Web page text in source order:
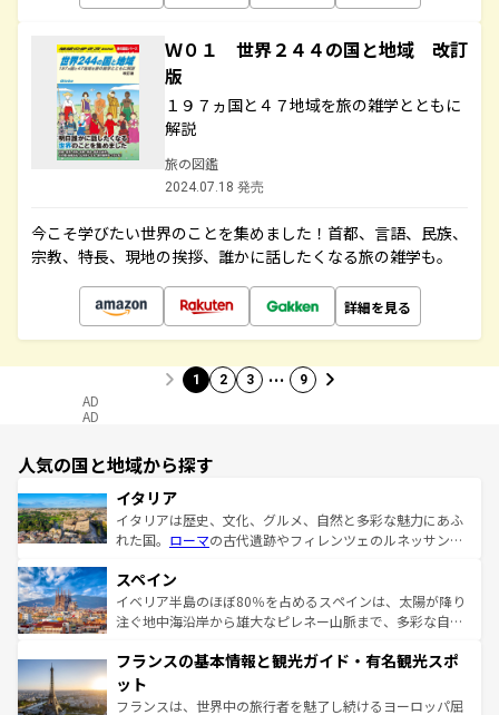
Ｗ０１ 世界２４４の国と地域 改訂
版
１９７ヵ国と４７地域を旅の雑学とともに
解説
旅の図鑑
2024.07.18 発売
今こそ学びたい世界のことを集めました！首都、言語、民族、
宗教、特長、現地の挨拶、誰かに話したくなる旅の雑学も。
詳細を見る
1 2 3 … 9
AD
AD
人気の国と地域から探す
イタリア
イタリアは歴史、文化、グルメ、自然と多彩な魅力にあふ
れた国。 ローマの古代遺跡やフィレンツェのルネッサンス
ろん、トスカーナの美しい田園風景やアマルフィ海岸の絶
景など、自然景観も見逃せない。観光の合間には、本場の
ピザやパスタなど、絶品のイタリア料理を堪能することも
ませてくれるイタリアで、忘れられない旅をしてみよう！
なお、新着のイタリア情報は
しい。
スペイン
イベリア半島のほぼ80％を占めるスペインは、太陽が降り
注ぐ地中海沿岸から雄大なピレネー山脈まで、多彩な自然
文化が根付くこの国では、情熱的なフラメンコ、熱気あふ
れる闘牛、そして美味しいタパスが生活の一部となってい
る。首都マドリードの洗練された雰囲気や、バルセロナの
フランスの基本情報と観光ガイド・有名観光スポ
ット
フランスは、世界中の旅行者を魅了し続けるヨーロッパ屈